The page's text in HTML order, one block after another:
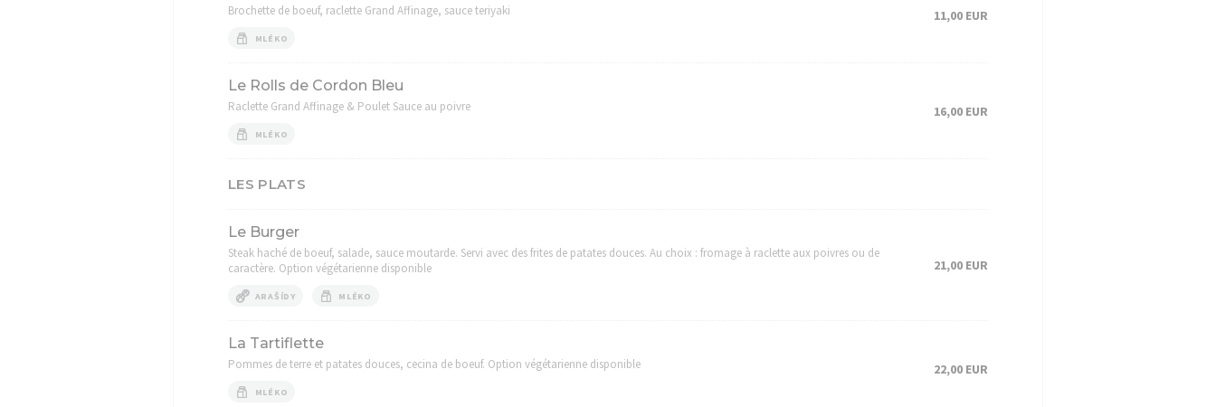
Brochette de boeuf, raclette Grand Affinage, sauce teriyaki
MLÉKO
11,00 EUR
Le Rolls de Cordon Bleu
Raclette Grand Affinage & Poulet Sauce au poivre
MLÉKO
16,00 EUR
LES PLATS
Le Burger
Steak haché de boeuf, salade, sauce moutarde. Servi avec des frites de patates douces. Au choix : fromage à raclette aux poivres ou de
caractère. Option végétarienne disponible
ARAŠÍDY MLÉKO
21,00 EUR
La Tartiflette
Pommes de terre et patates douces, cecina de boeuf. Option végétarienne disponible
MLÉKO
22,00 EUR